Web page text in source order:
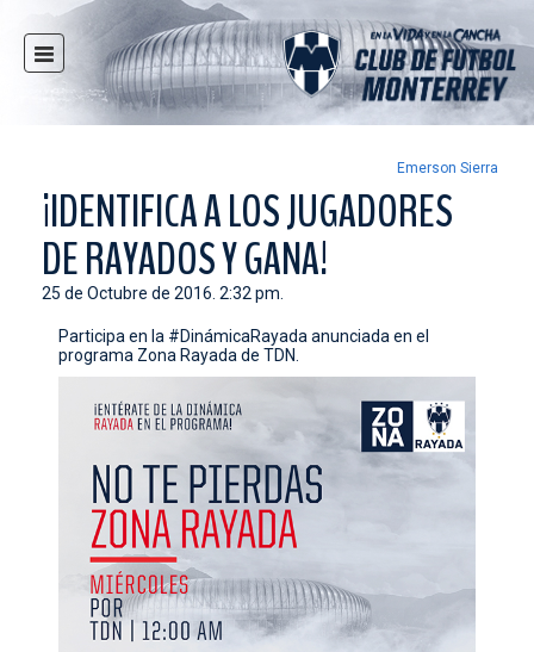
INICIO
NOTICIAS
MULTIMEDIA
RAYADOS
RAYADAS
FUERZAS BÁSICAS
RESPONSABILIDAD SOCIAL
CONTACTO
Emerson Sierra
¡IDENTIFICA A LOS JUGADORES
DE RAYADOS Y GANA!
25 de Octubre de 2016. 2:32 pm.
Participa en la #DinámicaRayada anunciada en el
programa Zona Rayada de TDN.